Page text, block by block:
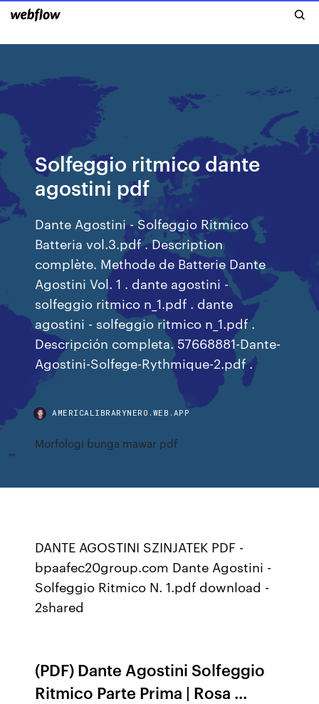
Solfeggio ritmico dante
agostini pdf
Dante Agostini - Solfeggio Ritmico
Batteria vol.3.pdf . Description
complète. Methode de Batterie Dante
Agostini Vol. 1 . dante agostini -
solfeggio ritmico n_1.pdf . dante
agostini - solfeggio ritmico n_1.pdf .
Descripción completa. 57668881-Dante-
Agostini-Solfege-Rythmique-2.pdf .
AMERICALIBRARYNERO.WEB.APP
Morfologi bunga mawar pdf
DANTE AGOSTINI SZINJATEK PDF -
bpaafec20group.com Dante Agostini -
Solfeggio Ritmico N. 1.pdf download -
2shared
(PDF) Dante Agostini Solfeggio
Ritmico Parte Prima | Rosa ...